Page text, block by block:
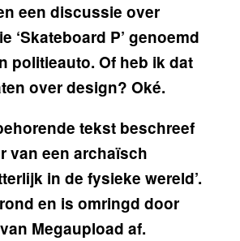
een discussie over
‘Skateboard P’ genoemd
politieauto. Of heb ik dat
over design? Oké.
tekst beschreef
van een archaïsch
in de fysieke wereld’.
en is omringd door
Megaupload af.